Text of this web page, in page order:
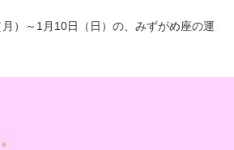
）～1月10日（日）の、みずがめ座の運